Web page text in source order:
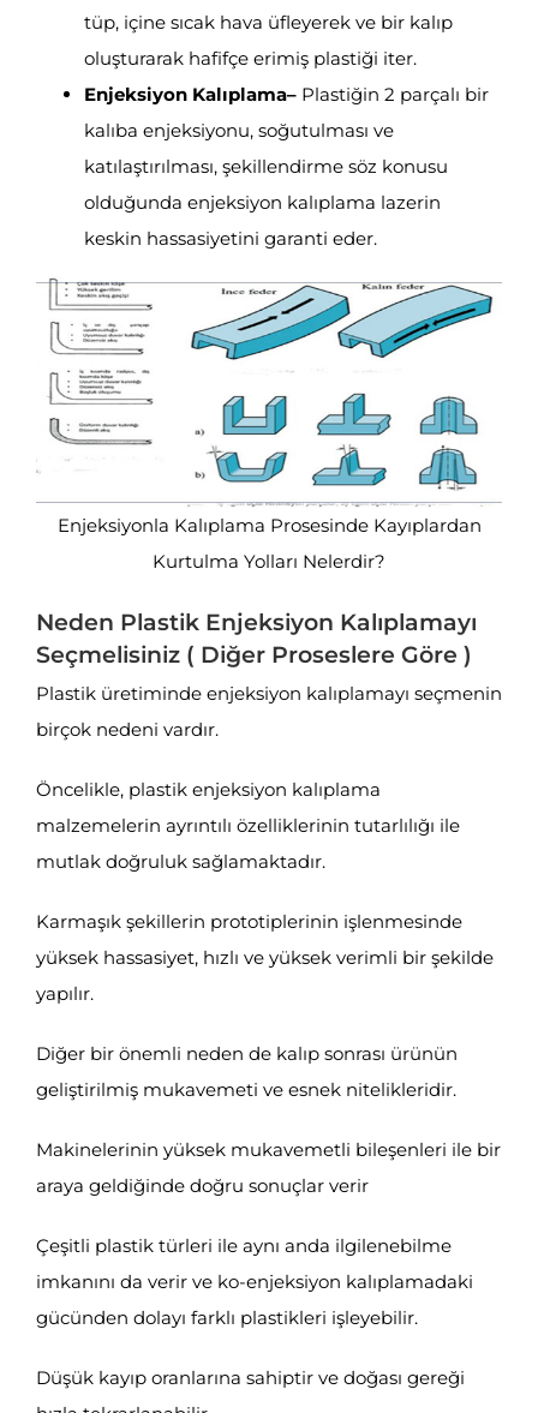
tüp, içine sıcak hava üfleyerek ve bir kalıp
oluşturarak hafifçe erimiş plastiği iter.
Enjeksiyon Kalıplama–Plastiğin 2 parçalı bir
kalıba enjeksiyonu, soğutulması ve
katılaştırılması, şekillendirme söz konusu
olduğunda enjeksiyon kalıplama lazerin
keskin hassasiyetini garanti eder.
Enjeksiyonla Kalıplama Prosesinde Kayıplardan
Kurtulma Yolları Nelerdir?
Neden Plastik Enjeksiyon Kalıplamayı
Seçmelisiniz ( Diğer Proseslere Göre )
Plastik üretiminde enjeksiyon kalıplamayı seçmenin
birçok nedeni vardır.
Öncelikle, plastik enjeksiyon kalıplama
malzemelerin ayrıntılı özelliklerinin tutarlılığı ile
mutlak doğruluk sağlamaktadır.
Karmaşık şekillerin prototiplerinin işlenmesinde
yüksek hassasiyet, hızlı ve yüksek verimli bir şekilde
yapılır.
Diğer bir önemli neden de kalıp sonrası ürünün
geliştirilmiş mukavemeti ve esnek nitelikleridir.
Makinelerinin yüksek mukavemetli bileşenleri ile bir
araya geldiğinde doğru sonuçlar verir
Çeşitli plastik türleri ile aynı anda ilgilenebilme
imkanını da verir ve ko-enjeksiyon kalıplamadaki
gücünden dolayı farklı plastikleri işleyebilir.
Düşük kayıp oranlarına sahiptir ve doğası gereği